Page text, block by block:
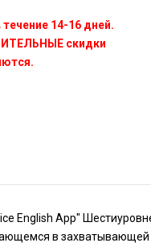
14-16 дней.
скидки
English App"
в захватывающей